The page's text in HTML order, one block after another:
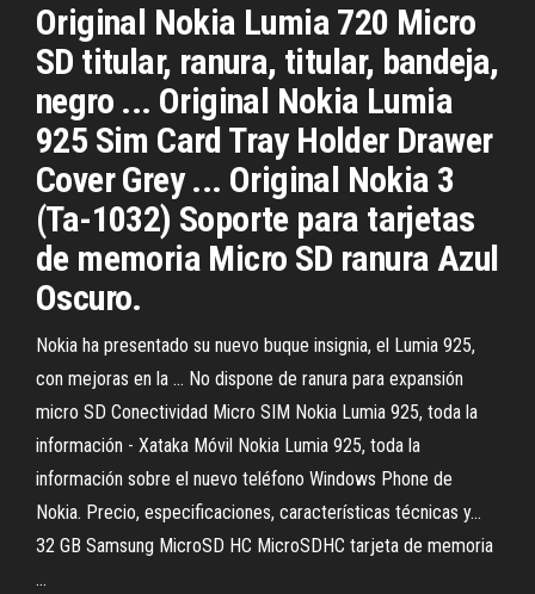
Original Nokia Lumia 720 Micro
SD titular, ranura, titular, bandeja,
negro ... Original Nokia Lumia
925 Sim Card Tray Holder Drawer
Cover Grey ... Original Nokia 3
(Ta-1032) Soporte para tarjetas
de memoria Micro SD ranura Azul
Oscuro.
Nokia ha presentado su nuevo buque insignia, el Lumia 925,
con mejoras en la ... No dispone de ranura para expansión
micro SD Conectividad Micro SIM Nokia Lumia 925, toda la
información - Xataka Móvil Nokia Lumia 925, toda la
información sobre el nuevo teléfono Windows Phone de
Nokia. Precio, especificaciones, características técnicas y...
32 GB Samsung MicroSD HC MicroSDHC tarjeta de memoria
...